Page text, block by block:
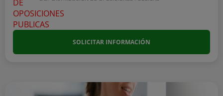
SOLICITAR INFORMACIÓN